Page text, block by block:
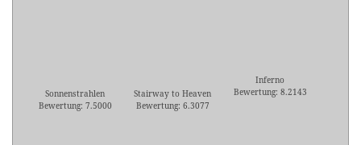
Sonnenstrahlen
Bewertung: 7.5000
Stairway to Heaven
Bewertung: 6.3077
Inferno
Bewertung: 8.2143